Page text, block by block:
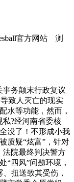
官方网站 浏
务颠末行政复议
致人灭亡的现实
水等功能，然而，
?经河南省委核
没了！不形成小我
质疑“炫富”，针对
法院最终判决警方
“四风”问题环境，
扭送致其受伤，